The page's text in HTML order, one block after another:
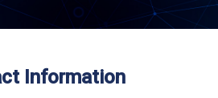
Information